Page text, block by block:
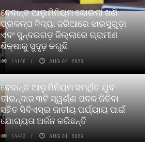
ବେଦାନ୍ତ ଆଲୁମିନିୟମ କୋଇଲା ଖଣି
ପ୍ରକଳ୍ପ ବିଦ୍ୟା ଜରିଆରେ ଝାରସୁଗୁଡ଼ା
ଏବଂ ସୁନ୍ଦରଗଡ଼ ଜିଲ୍ଲାରେ ଗ୍ରାମୀଣ
ଶିକ୍ଷାକୁ ସୁଦୃଢ଼ କରୁଛି
14148 AUG 04, 2026
ବେଦାନ୍ତ ଆଲୁମିନିୟମ ସମର୍ଥିତ ଯୁବ
ତୀରନ୍ଦାଜ ୩ଟି ସ୍ୱର୍ଣ୍ଣ ପଦକ ଜିତିବା
ସହିତ ସିବିଏସ୍ଇ ଜାତୀୟ ପର୍ଯ୍ୟାୟ ପାଇଁ
ଯୋଗ୍ୟତା ଅର୍ଜନ କରିଛନ୍ତି
14443 AUG 01, 2026